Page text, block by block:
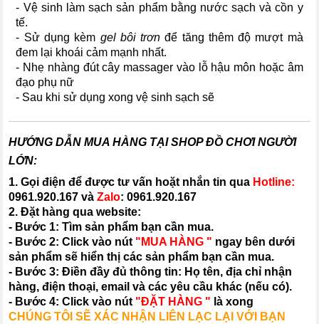
- Vệ sinh làm sạch sản phẩm bằng nước sạch và cồn y
tế.
- Sử dụng kèm gel bôi trơn để tăng thêm độ mượt mà
đem lại khoái cảm mạnh nhất.
- Nhẹ nhàng đút cây massager vào lỗ hậu môn hoặc âm
đạo phụ nữ
- Sau khi sử dụng xong vệ sinh sạch sẽ
HƯỚNG DẪN MUA HÀNG TẠI SHOP ĐỒ CHƠI NGƯỜI
LỚN:
1. Gọi điện để được tư vấn hoặt nhắn tin qua Hotline:
0961.920.167 vàZalo:0961.920.167
2. Đặt hàng qua website:
- Bước 1: Tìm sản phẩm bạn cần mua.
- Bước 2: Click vào nút "MUA HÀNG " ngay bên dưới
sản phẩm sẽ hiển thị các sản phẩm bạn cần mua.
- Bước 3: Điền đầy đủ thông tin: Họ tên, địa chỉ nhận
hàng, điện thoại, email và các yêu cầu khác (nếu có).
- Bước 4: Click vào nút "ĐẶT HÀNG " là xong
CHÚNG TÔI SẼ XÁC NHẬN LIÊN LẠC LẠI VỚI BẠN